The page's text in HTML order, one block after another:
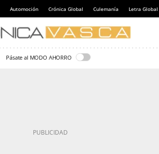
Automoción Crónica Global Culemanía Letra Global
Pásate al MODO AHORRO